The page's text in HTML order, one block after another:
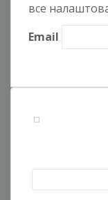
все
Email